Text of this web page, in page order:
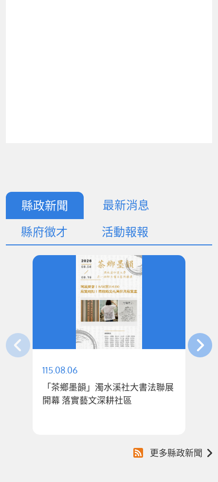
縣政新聞
最新消息
縣府徵才
活動報報
115.08.06
「茶鄉墨韻」濁水溪社大書法聯展
開幕 落實藝文深耕社區
更多縣政新聞